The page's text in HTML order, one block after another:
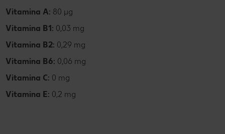
Vitamina A: 80 µg
Vitamina B1: 0,03 mg
Vitamina B2: 0,29 mg
Vitamina B6: 0,06 mg
Vitamina C: 0 mg
Vitamina E: 0,2 mg